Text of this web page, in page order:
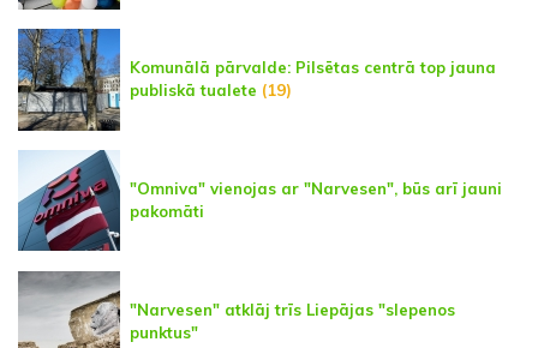
Komunālā pārvalde: Pilsētas centrā top jauna
publiskā tualete (19)
"Omniva" vienojas ar "Narvesen", būs arī jauni
pakomāti
"Narvesen" atklāj trīs Liepājas "slepenos
punktus"